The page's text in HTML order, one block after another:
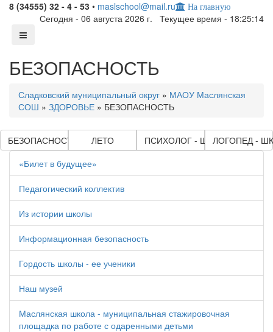
8 (34555) 32 - 4 - 53 • maslschool@mail.ru На главную
Сегодня - 06 августа 2026 г. Текущее время - 18:25:15
БЕЗОПАСНОСТЬ
Сладковский муниципальный округ » МАОУ Маслянская
СОШ » ЗДОРОВЬЕ » БЕЗОПАСНОСТЬ
БЕЗОПАСНОСТЬ ЛЕТО ПСИХОЛОГ - ШКОЛЕЛОГОПЕД -
«Билет в будущее»
Педагогический коллектив
Из истории школы
Информационная безопасность
Гордость школы - ее ученики
Наш музей
Маслянская школа - муниципальная стажировочная
площадка по работе с одаренными детьми